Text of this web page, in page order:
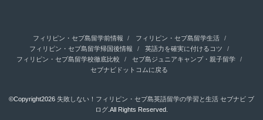
フィリピン・セブ島留学前情報
フィリピン・セブ島留学生活
フィリピン・セブ島留学帰国後情報
英語力を確実に付けるコツ
フィリピン・セブ島留学校徹底比較
セブ島ジュニアキャンプ・親子留学
セブナビドットコムに戻る
©Copyright2026 失敗しない！フィリピン・セブ島英語留学の学習と生活 セブナビ ブ
ログ.All Rights Reserved.